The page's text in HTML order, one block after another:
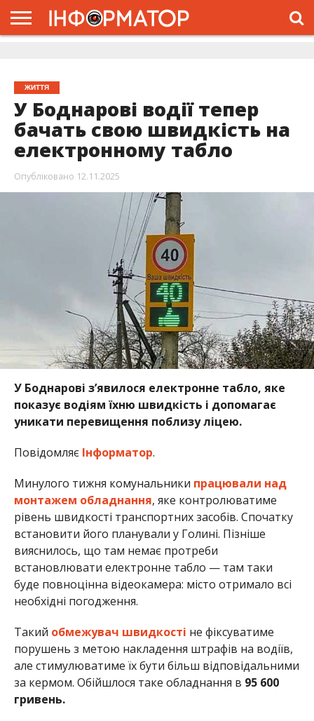
ЖИТТЯ
У Боднарові водії тепер
бачать свою швидкість на
електронному табло
Опубліковано 12.11.2025
У Боднарові з’явилося електронне табло, яке
показує водіям їхню швидкість і допомагає
уникати перевищення поблизу ліцею.
Повідомляє Інформатор.
Минулого тижня комунальники працювали над
монтажем обладнання, яке контролюватиме
рівень швидкості транспортних засобів. Спочатку
встановити його планували у Голині. Пізніше
вияснилось, що там немає протреби
встановлювати електронне табло — там таки
буде повноцінна відеокамера: місто отримало всі
необхідні погодження.
Такий обмежувач швидкості не фіксуватиме
порушень з метою накладення штрафів на водіїв,
але стимулюватиме їх бути більш відповідальними
за кермом. Обійшлося таке обладнання в 95 600
гривень.